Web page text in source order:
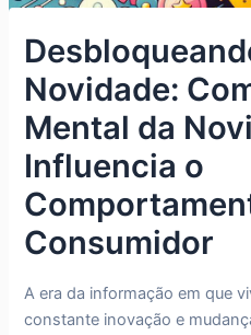
Novidade:
Mental da
Influencia o
Consumidor
A era da informação em que
constante inovação e